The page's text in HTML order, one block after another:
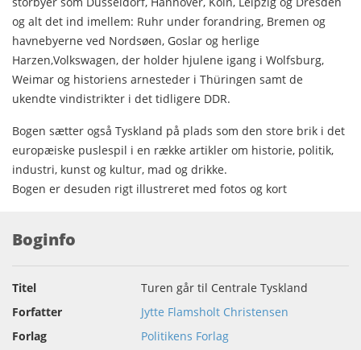
og alt det ind imellem: Ruhr under forandring, Bremen og
havnebyerne ved Nordsøen, Goslar og herlige
Harzen,Volkswagen, der holder hjulene igang i Wolfsburg,
Weimar og historiens arnesteder i Thüringen samt de
ukendte vindistrikter i det tidligere DDR.
Bogen sætter også Tyskland på plads som den store brik i det
europæiske puslespil i en række artikler om historie, politik,
industri, kunst og kultur, mad og drikke.
Bogen er desuden rigt illustreret med fotos og kort
Boginfo
Titel
Turen går til Centrale Tyskland
Forfatter
Jytte Flamsholt Christensen
Forlag
Politikens Forlag